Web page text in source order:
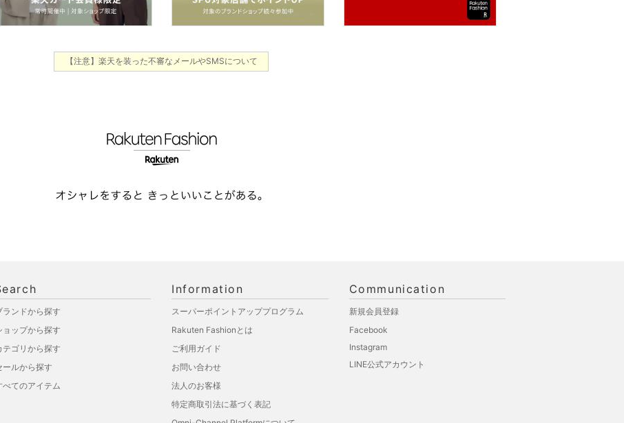
【注意】楽天を装った不審なメールやSMSについて
ランドから探す
ョップから探す
テゴリから探す
ールから探す
べてのアイテム
Information
スーパーポイントアッププログラム
Rakuten Fashionとは
ご利用ガイド
お問い合わせ
法人のお客様
特定商取引法に基づく表記
Communication
新規会員登録
Facebook
Instagram
LINE公式アカウント